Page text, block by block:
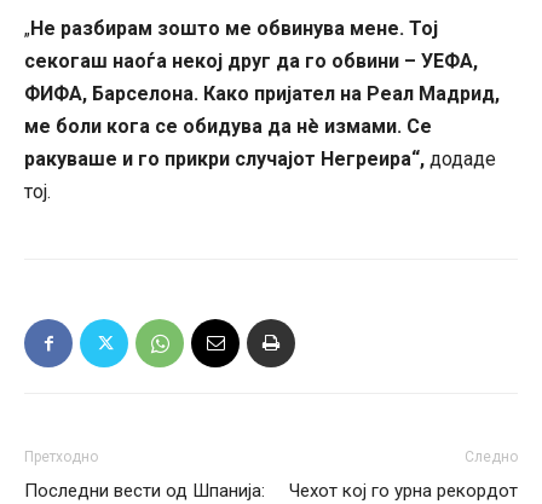
„ Не разбирам зошто ме обвинува мене. Тој
секогаш наоѓа некој друг да го обвини – УЕФА,
ФИФА, Барселона. Како пријател на Реал Мадрид,
ме боли кога се обидува да нè измами. Се
ракуваше и го прикри случајот Негреира“, додаде
тој.
Претходно
Последни вести од Шпанија:
Следно
Чехот кој го урна рекордот